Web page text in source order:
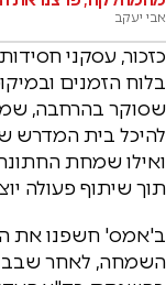
אבי יעקב
כזכור, עסקני
בלוח הזמנים
שסוקר בהרחבה,
להיכל בית המדרש
ואילו שמחת
תוך שיתוף פעולה
ב'אמס' חשפנו את
השמחה, לאחר